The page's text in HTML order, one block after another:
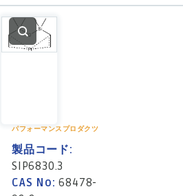
パフォーマンスプロダクツ
製品コード:
SIP6830.3
CAS No:68478-